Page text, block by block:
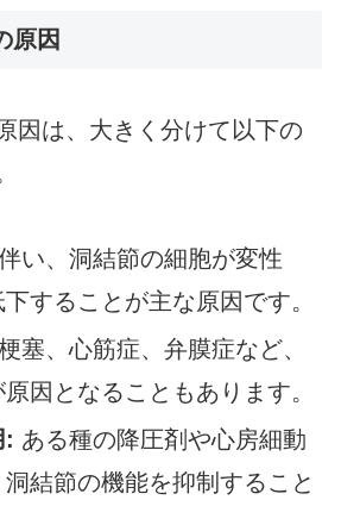
原因
因は、大きく分けて以下の
い、洞結節の細胞が変性
することが主な原因です。
塞、心筋症、弁膜症など、
因となることもあります。
: ある種の降圧剤や心房細動
結節の機能を抑制すること